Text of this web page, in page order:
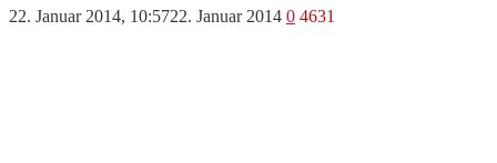
22. Januar 2014, 10:5722. Januar 2014 0 4631